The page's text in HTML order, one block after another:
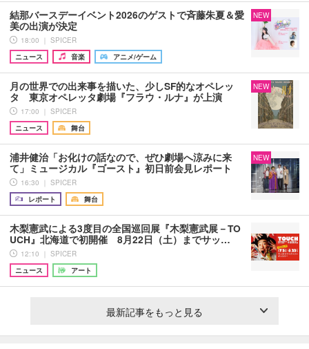
結那バースデーイベント2026のゲストで斉藤朱夏＆愛
美の出演が決定
18:00 ｜ SPICER
ニュース
音楽 アニメ/ゲーム
NEW
月の世界での出来事を描いた、少しSF的なオペレッ
タ 東京オペレッタ劇場『フラウ・ルナ』が上演
17:00 ｜ SPICER
ニュース
舞台
NEW
浦井健治「お化けの話なので、ぜひ劇場へ涼みに来
て」ミュージカル『ゴースト』初日前会見レポート
16:30 ｜ SPICER
レポート
舞台
NEW
木梨憲武による3度目の全国巡回展『木梨憲武展－TO
UCH』北海道で初開催 8月22日（土）までサッ…
12:10 ｜ SPICER
ニュース
アート
最新記事をもっと見る